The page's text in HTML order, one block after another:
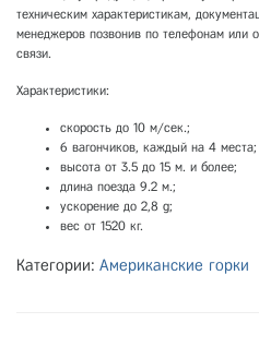
техническим характеристикам,
менеджеров позвонив по телефонам или
связи.
Характеристики:
скорость до 10 м/сек.;
6 вагончиков, каждый на 4 места;
высота от 3.5 до 15 м. и более;
длина поезда 9.2 м.;
ускорение до 2,8 g;
вес от 1520 кг.
Категории: Американские горки